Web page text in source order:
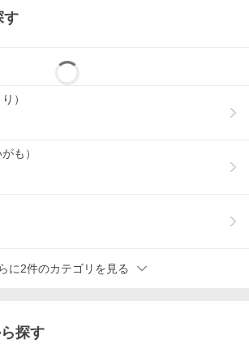
す
）
も）
に2件のカテゴリを見る
探す